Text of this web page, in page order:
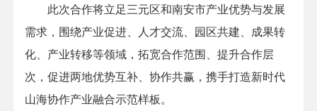
此次合作将立足三元区和南安市产业优势与发展
需求，围绕产业促进、人才交流、园区共建、成果转
化、产业转移等领域，拓宽合作范围、提升合作层
次，促进两地优势互补、协作共赢，携手打造新时代
山海协作产业融合示范样板。